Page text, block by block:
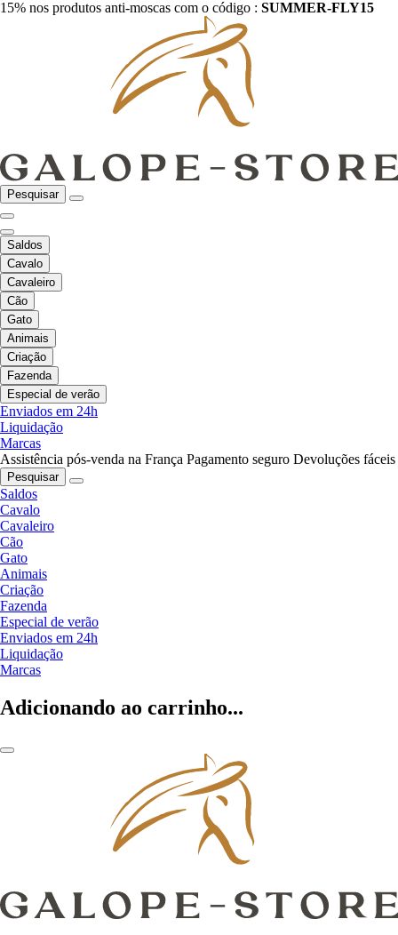
15% nos produtos anti-moscas com o código : SUMMER-FLY15
Pesquisar
Saldos
Cavalo
Cavaleiro
Cão
Gato
Animais
Criação
Fazenda
Especial de verão
Enviados em 24h
Liquidação
Marcas
Assistência pós-venda na França Pagamento seguro Devoluções fáceis
Pesquisar
Saldos
Cavalo
Cavaleiro
Cão
Gato
Animais
Criação
Fazenda
Especial de verão
Enviados em 24h
Liquidação
Marcas
Adicionando ao carrinho...